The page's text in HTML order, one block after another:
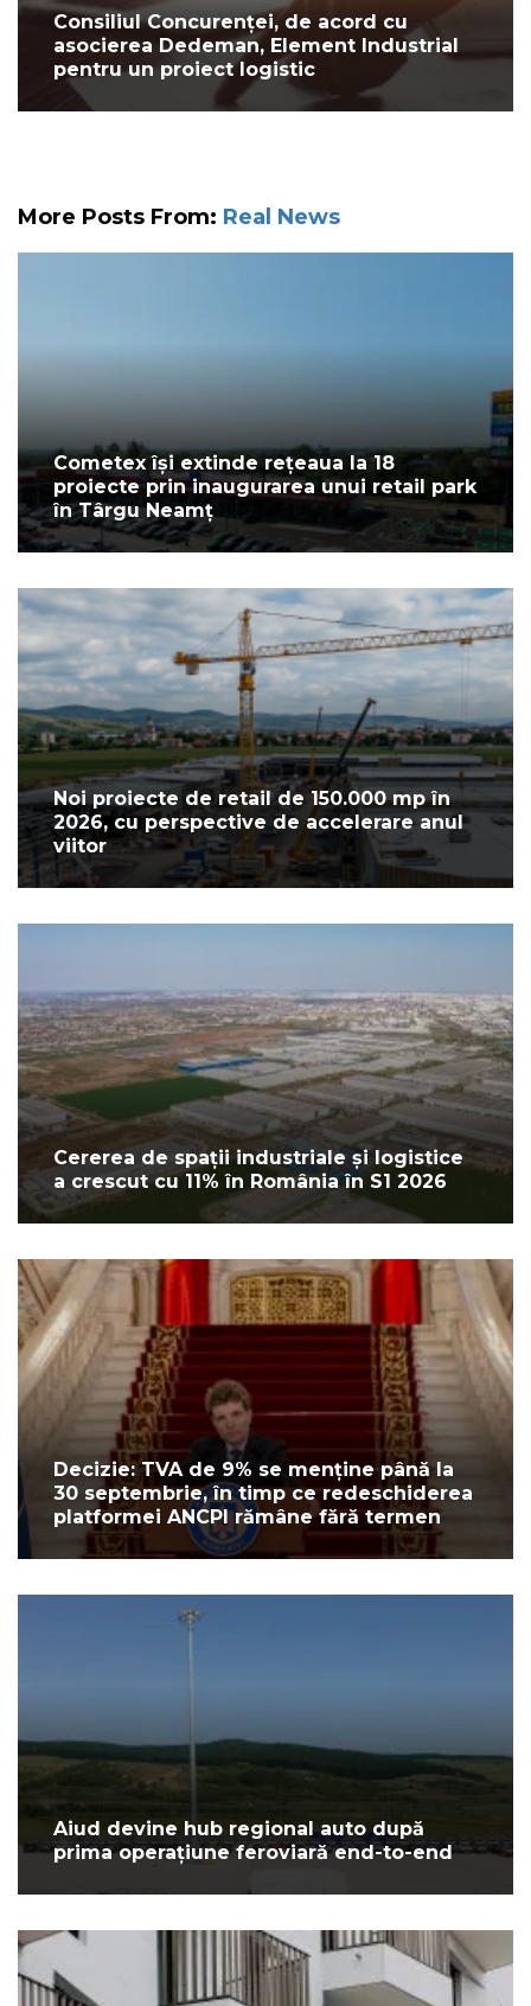
Consiliul Concurenței, de acord cu
asocierea Dedeman, Element Industrial
pentru un proiect logistic
More Posts From: Real News
Cometex își extinde rețeaua la 18
proiecte prin inaugurarea unui retail park
în Târgu Neamț
Noi proiecte de retail de 150.000 mp în
2026, cu perspective de accelerare anul
viitor
Cererea de spații industriale și logistice
a crescut cu 11% în România în S1 2026
Decizie: TVA de 9% se menține până la
30 septembrie, în timp ce redeschiderea
platformei ANCPI rămâne fără termen
Aiud devine hub regional auto după
prima operațiune feroviară end-to-end